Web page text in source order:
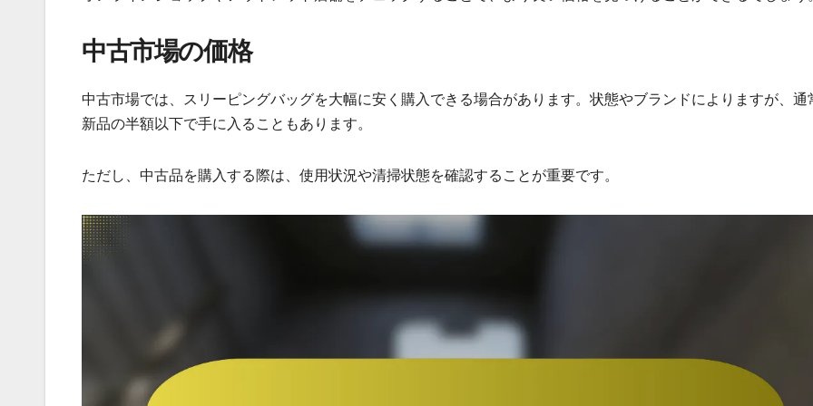
中古市場の価格
中古市場では、スリーピングバッグを大幅に安く購入できる場合があります。状態やブランドによりますが、通
新品の半額以下で手に入ることもあります。
ただし、中古品を購入する際は、使用状況や清掃状態を確認することが重要です。